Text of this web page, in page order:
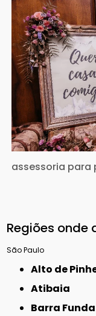
assessoria para
Regiões onde
São Paulo
Alto de
Atibaia
Barra Funda